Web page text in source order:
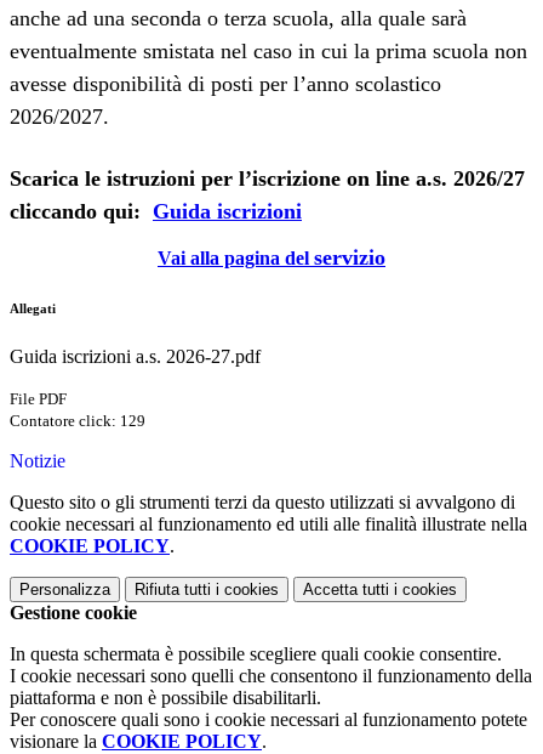
anche ad una seconda o terza scuola, alla quale sarà
eventualmente smistata nel caso in cui la prima scuola non
avesse disponibilità di posti per l’anno scolastico
2026/2027.
Scarica le istruzioni per l’iscrizione on line a.s. 2026/27
cliccando qui: Guida iscrizioni
Vai alla pagina del servizio
Allegati
Guida iscrizioni a.s. 2026-27.pdf
File PDF
Contatore click: 129
Notizie
Questo sito o gli strumenti terzi da questo utilizzati si avvalgono di
cookie necessari al funzionamento ed utili alle finalità illustrate nella
COOKIE POLICY.
Personalizza Rifiuta tutti i cookies Accetta tutti i cookies
Gestione cookie
In questa schermata è possibile scegliere quali cookie consentire.
I cookie necessari sono quelli che consentono il funzionamento della
piattaforma e non è possibile disabilitarli.
Per conoscere quali sono i cookie necessari al funzionamento potete
visionare la COOKIE POLICY.